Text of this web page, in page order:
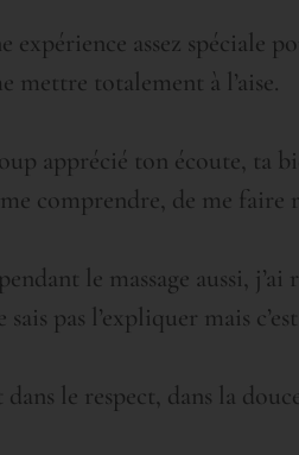
expérience assez spéciale
mettre totalement à l’aise.
apprécié ton écoute, ta
comprendre, de me faire
le massage aussi,
sais pas l’expliquer mais
le respect, dans la